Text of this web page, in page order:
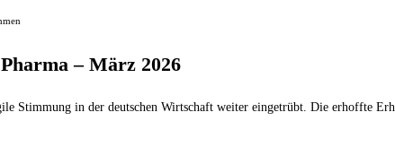
– März 2026
Stimmung in der deutschen Wirtschaft weiter eingetrübt. Die erhoffte